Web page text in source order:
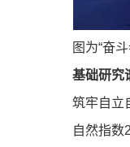
图为“奋斗
基础研究
筑牢自立自
自然指数